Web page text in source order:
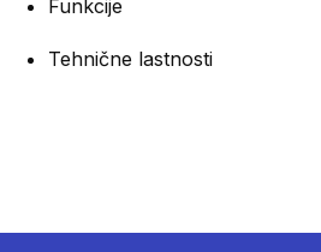
Funkcije
Tehnične lastnosti